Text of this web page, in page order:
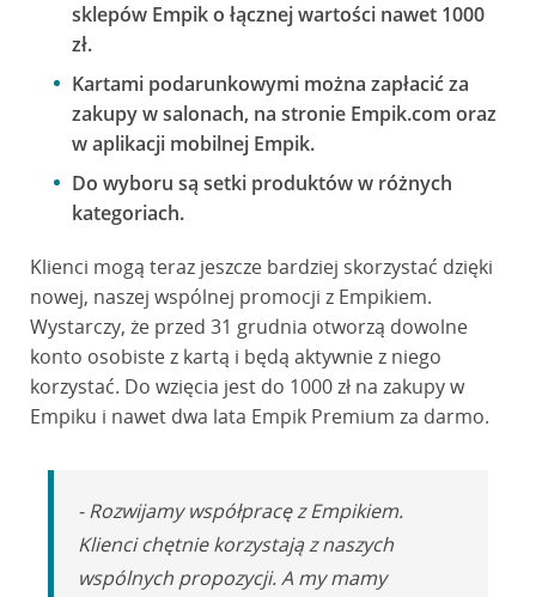
sklepów Empik o łącznej wartości nawet 1000
zł.
Kartami podarunkowymi można zapłacić za
zakupy w salonach, na stronie Empik.com oraz
w aplikacji mobilnej Empik.
Do wyboru są setki produktów w różnych
kategoriach.
Klienci mogą teraz jeszcze bardziej skorzystać dzięki
nowej, naszej wspólnej promocji z Empikiem.
Wystarczy, że przed 31 grudnia otworzą dowolne
konto osobiste z kartą i będą aktywnie z niego
korzystać. Do wzięcia jest do 1000 zł na zakupy w
Empiku i nawet dwa lata Empik Premium za darmo.
- Rozwijamy współpracę z Empikiem.
Klienci chętnie korzystają z naszych
wspólnych propozycji. A my mamy